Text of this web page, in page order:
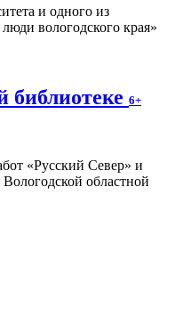
и одного из
вологодского края»
библиотеке 6+
«Русский Север» и
областной